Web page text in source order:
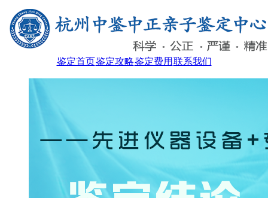
鉴定首页鉴定攻略鉴定费用 联系我们